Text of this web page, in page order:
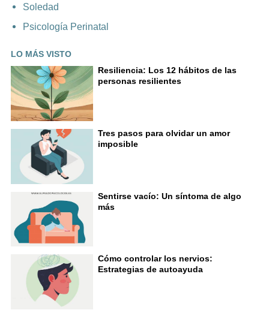
Soledad
Psicología Perinatal
LO MÁS VISTO
Resiliencia: Los 12 hábitos de las
personas resilientes
Tres pasos para olvidar un amor
imposible
Sentirse vacío: Un síntoma de algo
más
Cómo controlar los nervios:
Estrategias de autoayuda